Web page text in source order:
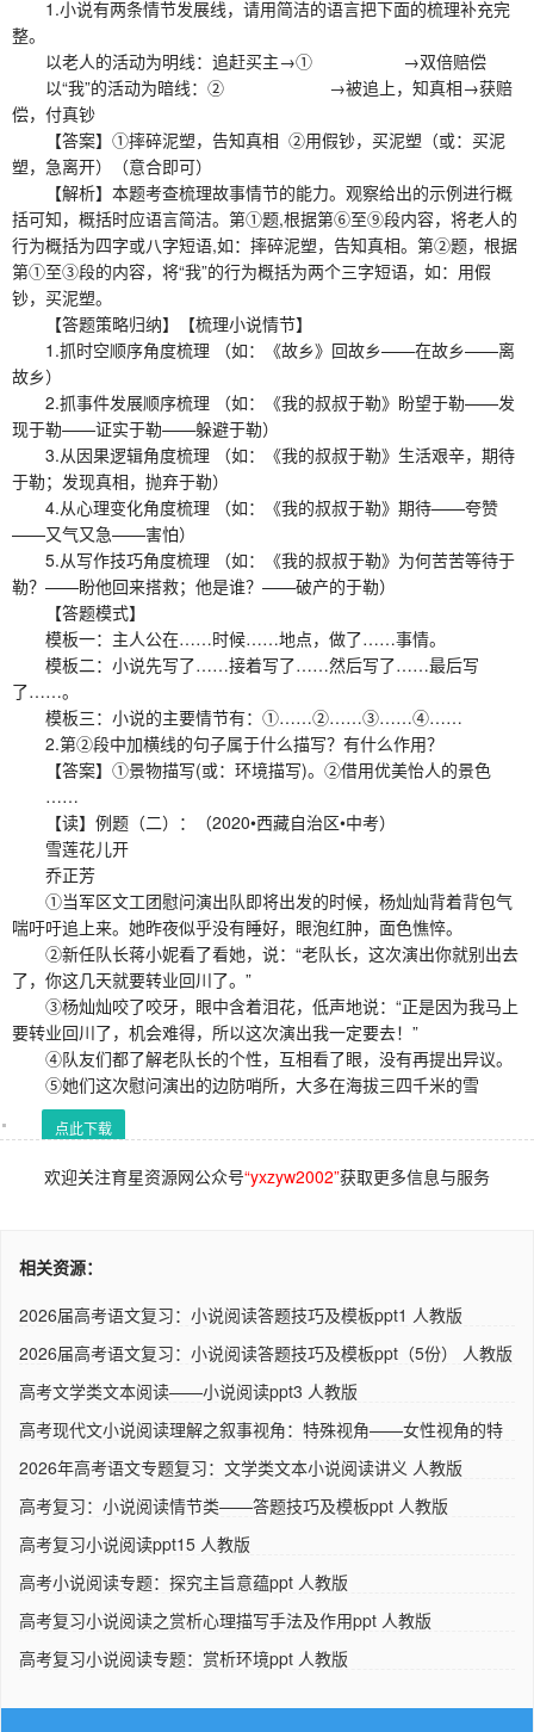
1.小说有两条情节发展线，请用简洁的语言把下面的梳理补充完
整。
以老人的活动为明线：追赶买主→① →双倍赔偿
以“我”的活动为暗线：② →被追上，知真相→获赔
偿，付真钞
【答案】①摔碎泥塑，告知真相 ②用假钞，买泥塑（或：买泥
塑，急离开）（意合即可）
【解析】本题考查梳理故事情节的能力。观察给出的示例进行概
括可知，概括时应语言简洁。第①题,根据第⑥至⑨段内容，将老人的
行为概括为四字或八字短语,如：摔碎泥塑，告知真相。第②题，根据
第①至③段的内容，将“我”的行为概括为两个三字短语，如：用假
钞，买泥塑。
【答题策略归纳】【梳理小说情节】
1.抓时空顺序角度梳理 （如：《故乡》回故乡——在故乡——离
故乡）
2.抓事件发展顺序梳理 （如：《我的叔叔于勒》盼望于勒——发
现于勒——证实于勒——躲避于勒）
3.从因果逻辑角度梳理 （如：《我的叔叔于勒》生活艰辛，期待
于勒；发现真相，抛弃于勒）
4.从心理变化角度梳理 （如：《我的叔叔于勒》期待——夸赞
——又气又急——害怕）
5.从写作技巧角度梳理 （如：《我的叔叔于勒》为何苦苦等待于
勒？——盼他回来搭救；他是谁？——破产的于勒）
【答题模式】
模板一：主人公在……时候……地点，做了……事情。
模板二：小说先写了……接着写了……然后写了……最后写
了……。
模板三：小说的主要情节有：①……②……③……④……
2.第②段中加横线的句子属于什么描写？有什么作用？
【答案】①景物描写(或：环境描写)。②借用优美怡人的景色
……
【读】例题（二）：（2020•西藏自治区•中考）
雪莲花儿开
乔正芳
①当军区文工团慰问演出队即将出发的时候，杨灿灿背着背包气
喘吁吁追上来。她昨夜似乎没有睡好，眼泡红肿，面色憔悴。
②新任队长蒋小妮看了看她，说：“老队长，这次演出你就别出去
了，你这几天就要转业回川了。”
③杨灿灿咬了咬牙，眼中含着泪花，低声地说：“正是因为我马上
要转业回川了，机会难得，所以这次演出我一定要去！”
④队友们都了解老队长的个性，互相看了眼，没有再提出异议。
⑤她们这次慰问演出的边防哨所，大多在海拔三四千米的雪
点此下载
欢迎关注育星资源网公众号“yxzyw2002”获取更多信息与服务
相关资源：
2026届高考语文复习：小说阅读答题技巧及模板ppt1 人教版
2026届高考语文复习：小说阅读答题技巧及模板ppt（5份） 人教版
高考文学类文本阅读——小说阅读ppt3 人教版
高考现代文小说阅读理解之叙事视角：特殊视角——女性视角的特
2026年高考语文专题复习：文学类文本小说阅读讲义 人教版
高考复习：小说阅读情节类——答题技巧及模板ppt 人教版
高考复习小说阅读ppt15 人教版
高考小说阅读专题：探究主旨意蕴ppt 人教版
高考复习小说阅读之赏析心理描写手法及作用ppt 人教版
高考复习小说阅读专题：赏析环境ppt 人教版